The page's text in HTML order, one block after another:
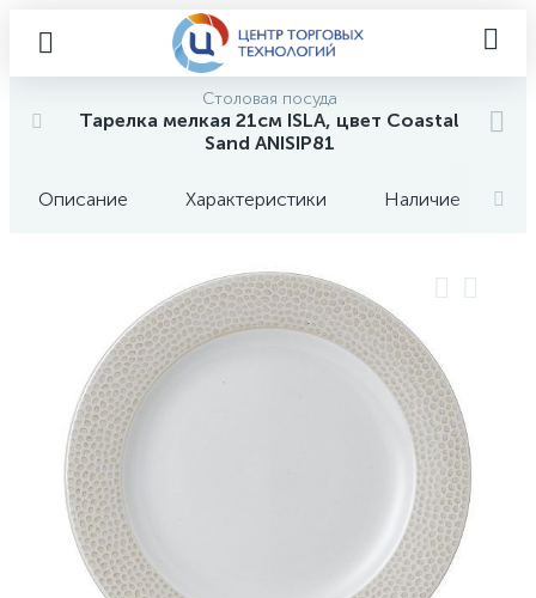
Столовая посуда
Тарелка мелкая 21см ISLA, цвет Coastal
Sand ANISIP81
Описание Характеристики Наличие